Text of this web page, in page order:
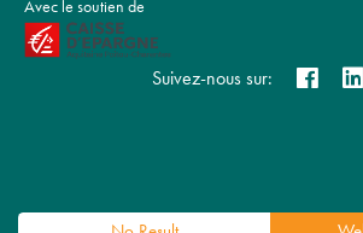
Avec le soutien de
Suivez-nous sur: